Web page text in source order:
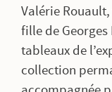
Valérie
fille de
tableaux de
collection